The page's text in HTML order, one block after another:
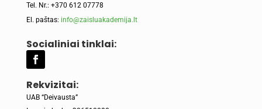
Tel. Nr.: +370 612 07778
El. paštas: info@zaisluakademija.lt
Socialiniai tinklai:
Rekvizitai:
UAB “Deivausta”